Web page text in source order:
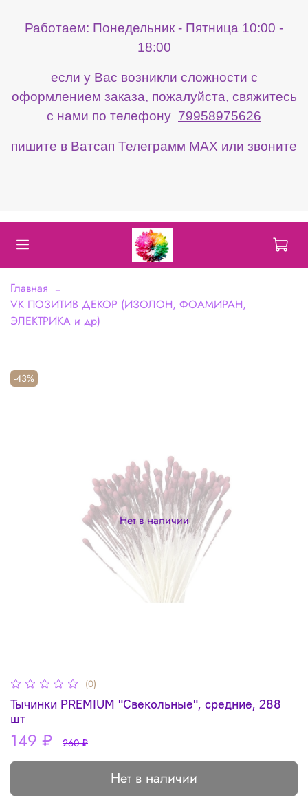
Работаем: Понедельник - Пятница 10:00 -
18:00
если у Вас возникли сложности с
оформлением заказа, пожалуйста, свяжитесь
с нами по телефону 79958975626
пишите в Ватсап Телеграмм МАХ или звоните
Главная
VK ПОЗИТИВ ДЕКОР (ИЗОЛОН, ФОАМИРАН,
ЭЛЕКТРИКА и др)
Нет в наличии
-43%
(0)
Тычинки PREMIUM "Свекольные", средние, 288
шт
149 ₽ 260 ₽
Нет в наличии